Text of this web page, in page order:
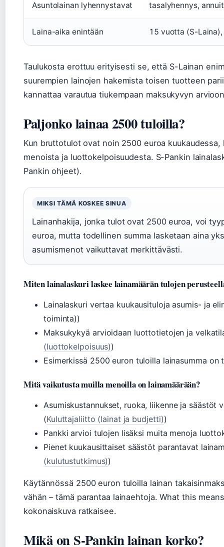
Asuntolainan lyhennystavat tasalyhennys,
Laina-aika enintään 15 vuotta (S-
Taulukosta erottuu erityisesti se, että S-Lainan
suurempien lainojen hakemista toisen tuotteen
kannattaa varautua tiukempaan maksukyvyn
Paljonko lainaa 2500 tuloilla?
Kun bruttotulot ovat noin 2500 euroa
menoista ja luottokelpoisuudesta. S-Pankin
Pankin ohjeet).
MIKSI TÄMÄ KOSKEE SINUA
Lainanhakija, jonka tulot ovat 2500 euroa, voi
euroa, mutta todellinen summa lasketaan aina
asumismenot vaikuttavat merkittävästi.
Miten lainalaskuri laskee lainamäärän tulojen
Lainalaskuri vertaa kuukausituloja asumis- ja
toiminta))
Maksukykyä arvioidaan luottotietojen ja
(luottokelpoisuus))
Esimerkissä 2500 euron tuloilla lainasumma
Mitä vaikutusta muilla menoilla on lainamäärään?
Asumiskustannukset, ruoka, liikenne ja säästöt
(Kuluttajaliitto (lainat ja budjetti))
Pankki arvioi tulojen lisäksi muita menoja
Pienet kuukausittaiset säästöt parantavat
(kulutustutkimus))
Käytännössä 2500 euron tuloilla lainan
vähän – tämä parantaa lainaehtoja. What this
kokonaiskuva ratkaisee.
Mikä on S-Pankin lainan korko?